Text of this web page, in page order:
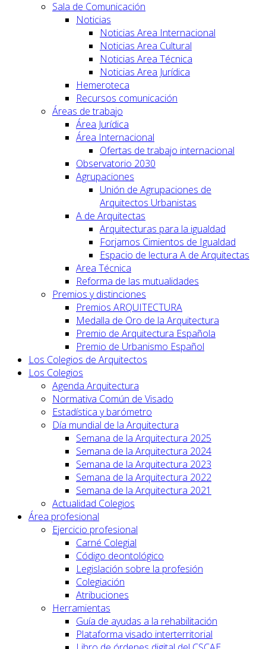
Sala de Comunicación
Noticias
Noticias Area Internacional
Noticias Area Cultural
Noticias Area Técnica
Noticias Area Jurídica
Hemeroteca
Recursos comunicación
Áreas de trabajo
Área Jurídica
Área Internacional
Ofertas de trabajo internacional
Observatorio 2030
Agrupaciones
Unión de Agrupaciones de
Arquitectos Urbanistas
A de Arquitectas
Arquitecturas para la igualdad
Forjamos Cimientos de Igualdad
Espacio de lectura A de Arquitectas
Area Técnica
Reforma de las mutualidades
Premios y distinciones
Premios ARQUITECTURA
Medalla de Oro de la Arquitectura
Premio de Arquitectura Española
Premio de Urbanismo Español
Los Colegios de Arquitectos
Los Colegios
Agenda Arquitectura
Normativa Común de Visado
Estadística y barómetro
Día mundial de la Arquitectura
Semana de la Arquitectura 2025
Semana de la Arquitectura 2024
Semana de la Arquitectura 2023
Semana de la Arquitectura 2022
Semana de la Arquitectura 2021
Actualidad Colegios
Área profesional
Ejercicio profesional
Carné Colegial
Código deontológico
Legislación sobre la profesión
Colegiación
Atribuciones
Herramientas
Guía de ayudas a la rehabilitación
Plataforma visado interterritorial